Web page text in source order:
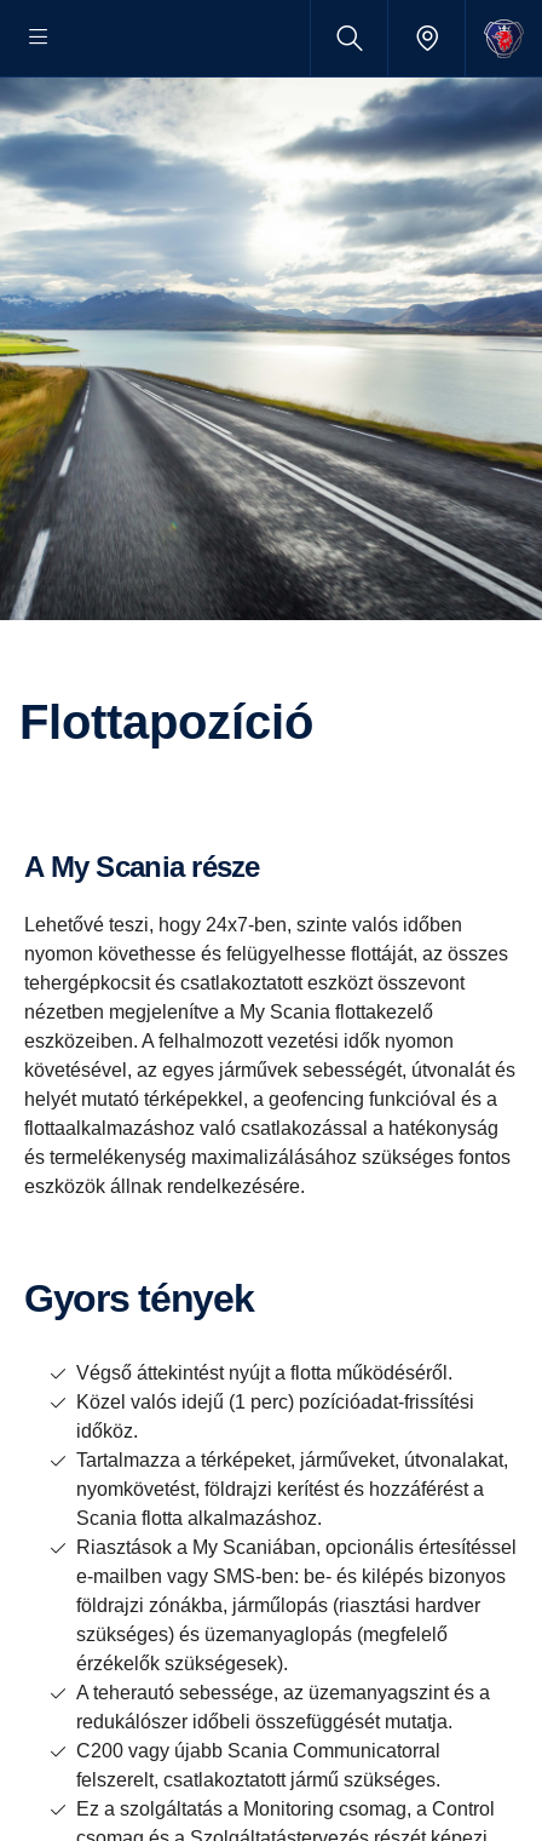
Flottapozíció
A My Scania része
Lehetővé teszi, hogy 24x7-ben, szinte valós időben
nyomon követhesse és felügyelhesse flottáját, az összes
tehergépkocsit és csatlakoztatott eszközt összevont
nézetben megjelenítve a My Scania flottakezelő
eszközeiben. A felhalmozott vezetési idők nyomon
követésével, az egyes járművek sebességét, útvonalát és
helyét mutató térképekkel, a geofencing funkcióval és a
flottaalkalmazáshoz való csatlakozással a hatékonyság
és termelékenység maximalizálásához szükséges fontos
eszközök állnak rendelkezésére.
Gyors tények
Végső áttekintést nyújt a flotta működéséről.
Közel valós idejű (1 perc) pozícióadat-frissítési
időköz.
Tartalmazza a térképeket, járműveket, útvonalakat,
nyomkövetést, földrajzi kerítést és hozzáférést a
Scania flotta alkalmazáshoz.
Riasztások a My Scaniában, opcionális értesítéssel
e-mailben vagy SMS-ben: be- és kilépés bizonyos
földrajzi zónákba, járműlopás (riasztási hardver
szükséges) és üzemanyaglopás (megfelelő
érzékelők szükségesek).
A teherautó sebessége, az üzemanyagszint és a
redukálószer időbeli összefüggését mutatja.
C200 vagy újabb Scania Communicatorral
felszerelt, csatlakoztatott jármű szükséges.
Ez a szolgáltatás a Monitoring csomag, a Control